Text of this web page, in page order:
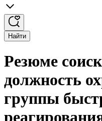
Найти
Резюме
должность
группы